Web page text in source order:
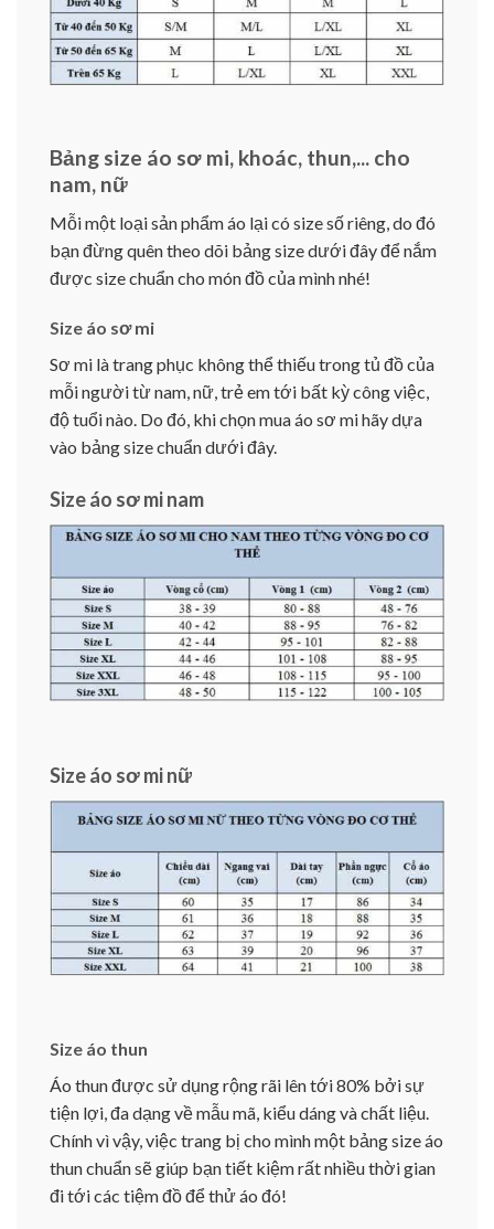
Bảng size áo sơ mi, khoác, thun,... cho
nam, nữ
Mỗi một loại sản phẩm áo lại có size số riêng, do đó
bạn đừng quên theo dõi bảng size dưới đây để nắm
được size chuẩn cho món đồ của mình nhé!
Size áo sơ mi
Sơ mi là trang phục không thể thiếu trong tủ đồ của
mỗi người từ nam, nữ, trẻ em tới bất kỳ công việc,
độ tuổi nào. Do đó, khi chọn mua áo sơ mi hãy dựa
vào bảng size chuẩn dưới đây.
Size áo sơ mi nam
Size áo sơ mi nữ
Size áo thun
Áo thun được sử dụng rộng rãi lên tới 80% bởi sự
tiện lợi, đa dạng về mẫu mã, kiểu dáng và chất liệu.
Chính vì vậy, việc trang bị cho mình một bảng size áo
thun chuẩn sẽ giúp bạn tiết kiệm rất nhiều thời gian
đi tới các tiệm đồ để thử áo đó!